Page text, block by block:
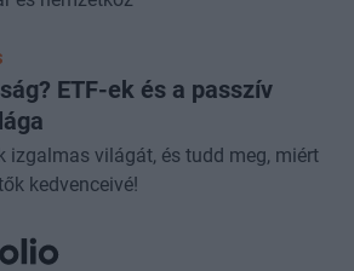
ETF-ek és a passzív
izgalmas világát, és tudd meg, miért
kedvenceivé!